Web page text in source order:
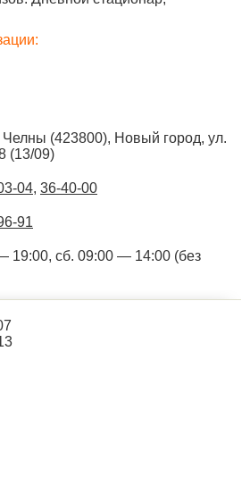
(423800), Новый город, ул.
(13/09)
04, 36-40-00
91
19:00, сб. 09:00 — 14:00 (без